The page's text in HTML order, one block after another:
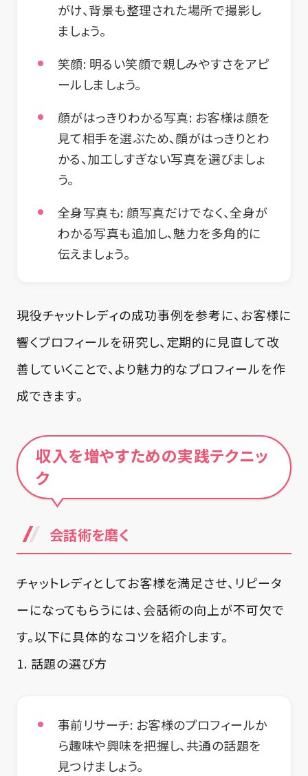
がけ、背景も整理された場所で撮影し
ましょう。
笑顔: 明るい笑顔で親しみやすさをアピ
ールしましょう。
顔がはっきりわかる写真: お客様は顔を
見て相手を選ぶため、顔がはっきりとわ
かる、加工しすぎない写真を選びましょ
う。
全身写真も: 顔写真だけでなく、全身が
わかる写真も追加し、魅力を多角的に
伝えましょう。
現役チャットレディの成功事例を参考に、お客様に
響くプロフィールを研究し、定期的に見直して改
善していくことで、より魅力的なプロフィールを作
成できます。
収入を増やすための実践テクニッ
ク
会話術を磨く
チャットレディとしてお客様を満足させ、リピータ
ーになってもらうには、会話術の向上が不可欠で
す。以下に具体的なコツを紹介します。
1. 話題の選び方
事前リサーチ: お客様のプロフィールか
ら趣味や興味を把握し、共通の話題を
見つけましょう。